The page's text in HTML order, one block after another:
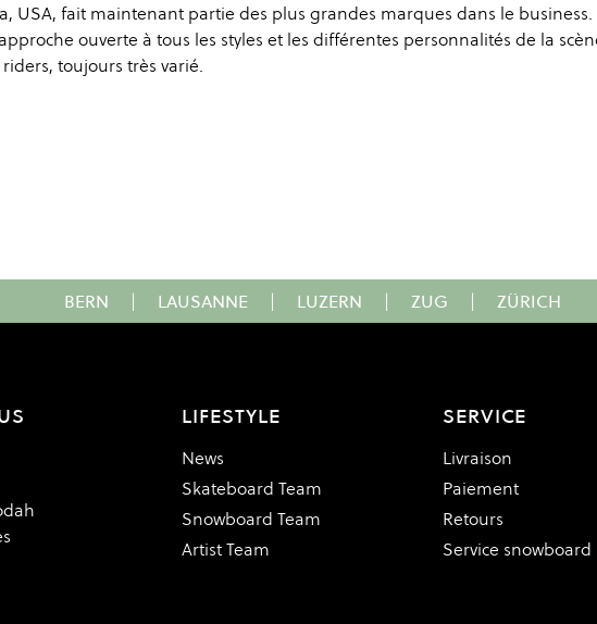
USA, fait maintenant partie des plus grandes marques dans le business.
ouverte à tous les styles et les différentes personnalités de la
toujours très varié.
BERN | LAUSANNE | LUZERN | ZUG | ZÜRICH
LIFESTYLE
News
Skateboard Team
Snowboard Team
Artist Team
SERVICE
Livraison
Paiement
Retours
Service snowboard